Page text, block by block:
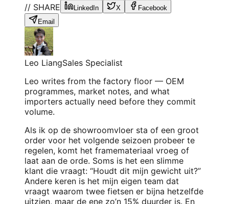
// SHARE
LinkedIn X
Facebook
Email
Leo LiangSales Specialist
Leo writes from the factory floor — OEM
programmes, market notes, and what
importers actually need before they commit
volume.
Als ik op de showroomvloer sta of een groot
order voor het volgende seizoen probeer te
regelen, komt het framemateriaal vroeg of
laat aan de orde. Soms is het een slimme
klant die vraagt: “Houdt dit mijn gewicht uit?”
Andere keren is het mijn eigen team dat
vraagt waarom twee fietsen er bijna hetzelfde
uitzien, maar de ene zo’n 15% duurder is. En